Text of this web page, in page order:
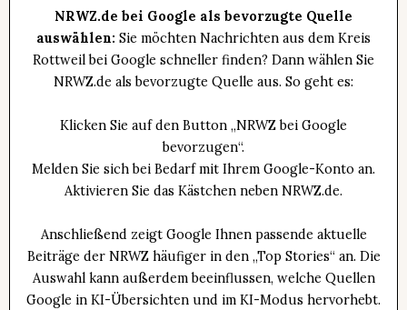
NRWZ.de bei Google als bevorzugte Quelle
auswählen: Sie möchten Nachrichten aus dem Kreis
Rottweil bei Google schneller finden? Dann wählen Sie
NRWZ.de als bevorzugte Quelle aus. So geht es:
Klicken Sie auf den Button „NRWZ bei Google
bevorzugen“.
Melden Sie sich bei Bedarf mit Ihrem Google-Konto an.
Aktivieren Sie das Kästchen neben NRWZ.de.
Anschließend zeigt Google Ihnen passende aktuelle
Beiträge der NRWZ häufiger in den „Top Stories“ an. Die
Auswahl kann außerdem beeinflussen, welche Quellen
Google in KI-Übersichten und im KI-Modus hervorhebt.